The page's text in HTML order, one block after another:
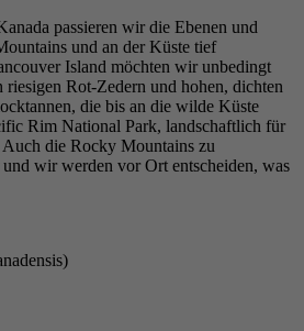
passieren wir die Ebenen und
und an der Küste tief
Island möchten wir unbedingt
riesigen Rot-Zedern und hohen, dichten
die bis an die wilde Küste
Rim National Park, landschaftlich für
die Rocky Mountains zu
wir werden vor Ort entscheiden, was